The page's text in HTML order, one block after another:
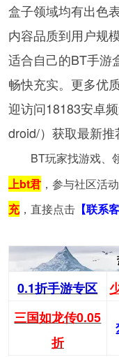
盒子领域均有出色
内容品质到用户规
适合自己的BT手游
畅快充实。更多优
迎访问18183安卓
droid/）获取最新推
BT玩家找游戏、领
上bt君，参与社区活动
充，直接点击【联系客
0.1折手游专区
三国如龙传0.05
折